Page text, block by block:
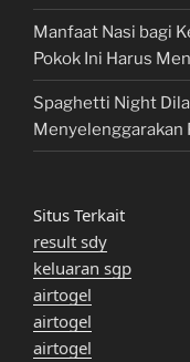
Manfaat Nasi bagi
Pokok Ini Harus
Spaghetti Night
Menyelenggarakan
Situs Terkait
result sdy
keluaran sgp
airtogel
airtogel
airtogel